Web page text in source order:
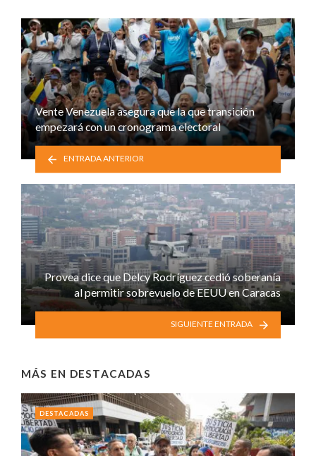
Vente Venezuela asegura que la que transición
empezará con un cronograma electoral
ENTRADA ANTERIOR
Provea dice que Delcy Rodríguez cedió soberanía
al permitir sobrevuelo de EEUU en Caracas
SIGUIENTE ENTRADA
MÁS EN DESTACADAS
DESTACADAS